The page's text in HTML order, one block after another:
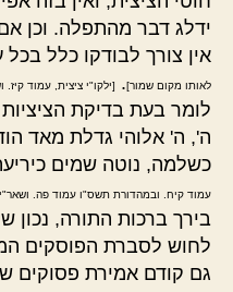
ידלג דבר מהתפלה. וכן
אין צורך לבודקו כלל בכל
לאותו מקום שמור]. [ילקו"י ציצית, עמוד
לומר בעת בדיקת
ה', ה' אלוהי גדלת מאד
כשלמה, נוטה שמים
עמוד קיח. ובמהדורת תשס"ו עמוד פה.
בירך ברכות התורה, נכון
לחוש לסברת הפוסקים
גם קודם אמירת פסוקים